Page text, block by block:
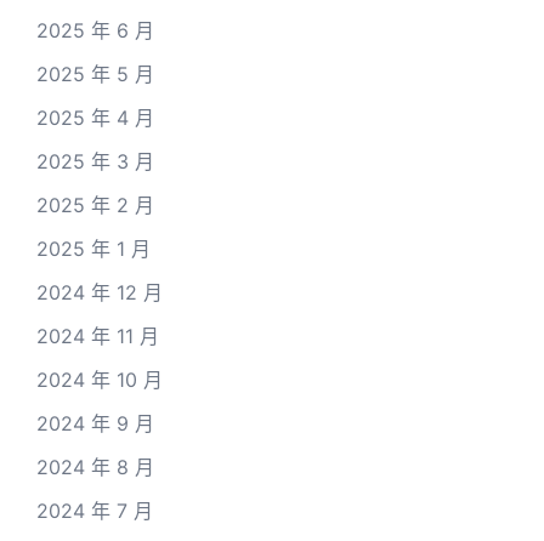
2025 年 6 月
2025 年 5 月
2025 年 4 月
2025 年 3 月
2025 年 2 月
2025 年 1 月
2024 年 12 月
2024 年 11 月
2024 年 10 月
2024 年 9 月
2024 年 8 月
2024 年 7 月